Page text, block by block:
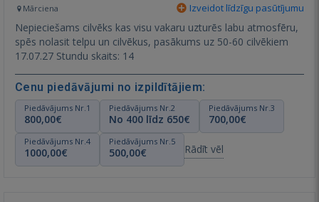
Mārciena Izveidot līdzīgu pasūtījumu
Nepieciešams cilvēks kas visu vakaru uzturēs labu atmosfēru,
spēs nolasit telpu un cilvēkus, pasākums uz 50-60 cilvēkiem
17.07.27 Stundu skaits: 14
Cenu piedāvājumi no izpildītājiem:
Piedāvājums Nr.1
800,00€
Piedāvājums Nr.2
No 400 līdz 650€
Piedāvājums Nr.3
700,00€
Piedāvājums Nr.4
1000,00€
Piedāvājums Nr.5
500,00€ Rādīt vēl